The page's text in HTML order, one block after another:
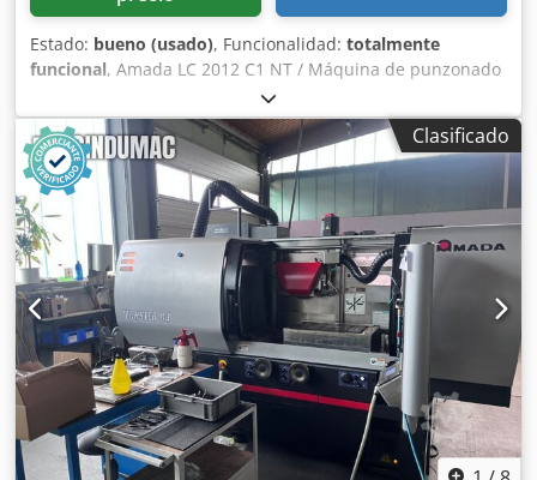
Estado: bueno (usado), Funcionalidad: totalmente
funcional, Amada LC 2012 C1 NT / Máquina de punzonado
y corte láser, Año de fabricación: 2012, Control: AMNG -
Serie Fanuc, Fuerza de punzonado: 200 kN, Dedpfx Aiszp D
H De Nock Área de punzonado: 2500 x 1270 mm, Potencia
del láser: 2500 W, Área de corte láser: 2000 x 1270 mm,
Recorrido del eje Z: 100 mm, Carga máxima de la mesa:
150 kg, Revólver con 46 estaciones.
Clasificado